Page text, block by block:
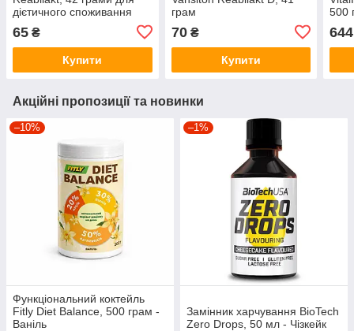
дієтичного споживання
65 ₴
Купити
грам
70₴
Купити
500
644
Акційні пропозиції та новинки
–10%
Функціональний коктейль
Fitly Diet Balance, 500 грам -
Ваніль
–1%
Замінник харчування BioTech
Zero Drops, 50 мл - Чізкейк